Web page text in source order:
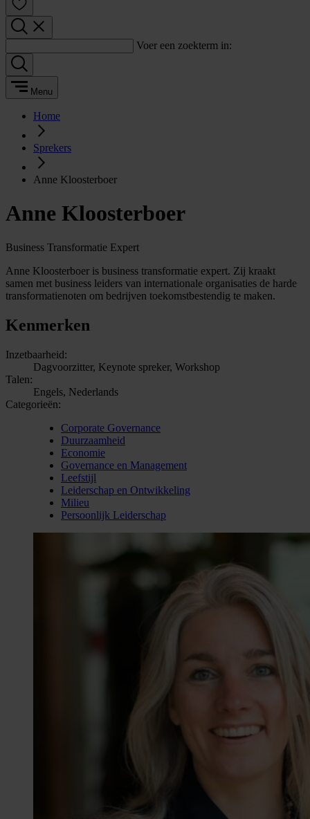
Voer een zoekterm in:
Menu
Home
Sprekers
Anne Kloosterboer
Anne Kloosterboer
Business Transformatie Expert
Anne Kloosterboer is business transformatie expert. Zij kraakt
samen met business leiders van internationale organisaties de harde
transformatienoten om bedrijven toekomstbestendig te maken.
Kenmerken
Inzetbaarheid:
Dagvoorzitter, Keynote spreker, Workshop
Talen:
Engels, Nederlands
Categorieën:
Corporate Governance
Duurzaamheid
Economie
Governance en Management
Leefstijl
Leiderschap en Ontwikkeling
Milieu
Persoonlijk Leiderschap